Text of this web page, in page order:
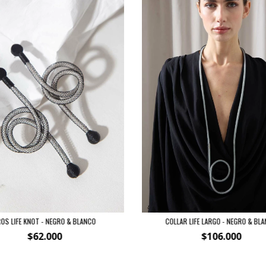
LIFE KNOT - NEGRO & BLANCO
$62.000
COLLAR LIFE LARGO - NEGRO &
$106.000